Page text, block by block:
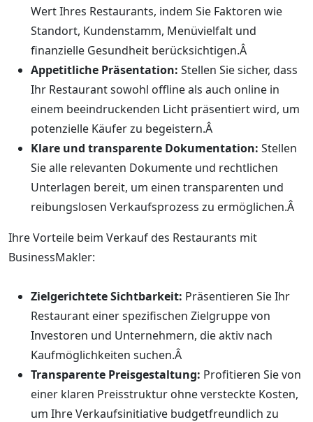
Wert Ihres Restaurants, indem Sie Faktoren wie
Standort, Kundenstamm, Menüvielfalt und
finanzielle Gesundheit berücksichtigen.Â
Appetitliche Präsentation: Stellen Sie sicher, dass
Ihr Restaurant sowohl offline als auch online in
einem beeindruckenden Licht präsentiert wird, um
potenzielle Käufer zu begeistern.Â
Klare und transparente Dokumentation: Stellen
Sie alle relevanten Dokumente und rechtlichen
Unterlagen bereit, um einen transparenten und
reibungslosen Verkaufsprozess zu ermöglichen.Â
Ihre Vorteile beim Verkauf des Restaurants mit
BusinessMakler:
Zielgerichtete Sichtbarkeit: Präsentieren Sie Ihr
Restaurant einer spezifischen Zielgruppe von
Investoren und Unternehmern, die aktiv nach
Kaufmöglichkeiten suchen.Â
Transparente Preisgestaltung: Profitieren Sie von
einer klaren Preisstruktur ohne versteckte Kosten,
um Ihre Verkaufsinitiative budgetfreundlich zu